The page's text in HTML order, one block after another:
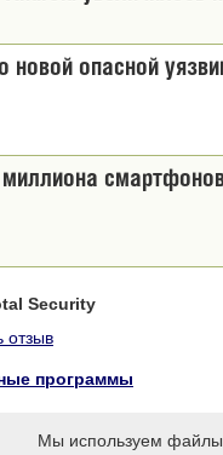
Security
отзыв
программы
Информация и
Мы используем файлы